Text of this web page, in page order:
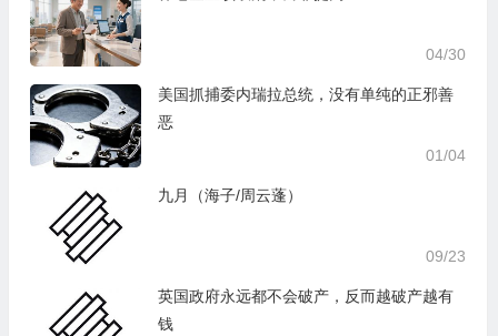
04/30
美国抓捕委内瑞拉总统，没有单纯的正邪善
恶
01/04
九月（海子/周云蓬）
09/23
英国政府永远都不会破产，反而越破产越有
钱